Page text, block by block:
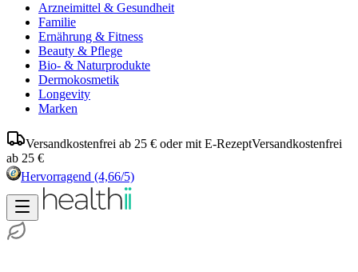
Arzneimittel & Gesundheit
Familie
Ernährung & Fitness
Beauty & Pflege
Bio- & Naturprodukte
Dermokosmetik
Longevity
Marken
Versandkostenfrei ab 25 € oder mit E-RezeptVersandkostenfrei
ab 25 €
Hervorragend (4,66/5)